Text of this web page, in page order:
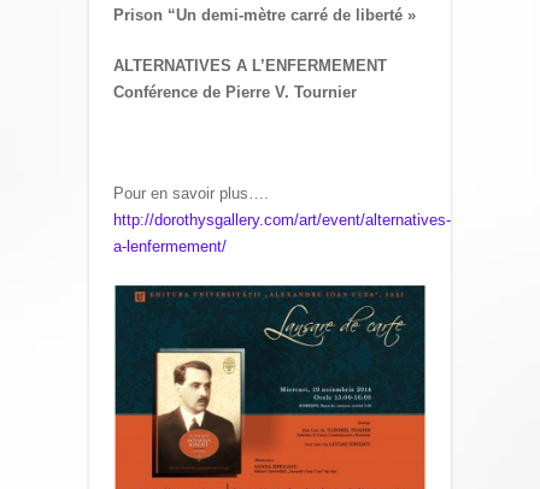
Prison “Un demi-mètre carré de liberté »
ALTERNATIVES A L’ENFERMEMENT
Conférence de Pierre V. Tournier
Pour en savoir plus….
http://dorothysgallery.com/art/event/alternatives-
a-lenfermement/